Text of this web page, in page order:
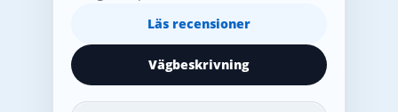
Läs recensioner
Vägbeskrivning